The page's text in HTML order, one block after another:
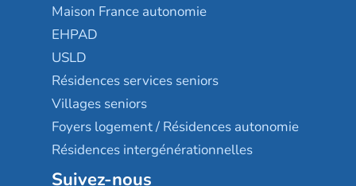
Maison France autonomie
EHPAD
USLD
Résidences services seniors
Villages seniors
Foyers logement / Résidences autonomie
Résidences intergénérationnelles
Suivez-nous